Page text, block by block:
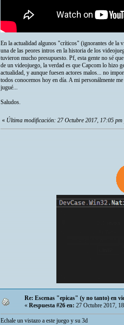
En la actualidad algunos "críticos" (ignorantes de la
una de las peores intros en la historia de los
tuvieron mucho presupuesto. Pf, esta gente no sé
de un videojuego, la verdad es que Capcom lo hizo
actualidad, y aunque fuesen actores malos... no
todos conocemos hoy en día. A mi personálmente
jugué...
Saludos.
« Última modificación: 27 Octubre 2017, 17:05
Re: Escenas "epicas" (y no tanto) en
«Respuesta #26 en:27 Octubre 2017,
Echale un vistazo a este juego y su 3d